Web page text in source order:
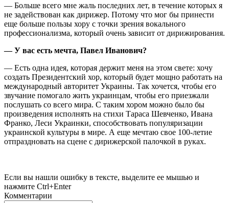
— Больше всего мне жаль последних лет, в течение которых я
не задействован как дирижер. Потому что мог бы принести
еще больше пользы хору с точки зрения вокального
профессионализма, который очень зависит от дирижирования.
— У вас есть мечта, Павел Ива­но­вич?
— Есть одна идея, которая держит меня на этом свете: хочу
создать Президентский хор, который будет мощно работать на
международный авторитет Украины. Так хочется, чтобы его
звучание помогало жить украинцам, чтобы его приезжали
послушать со всего мира. С таким хором можно было бы
произведения исполнять на стихи Тараса Шевченко, Ивана
Франко, Леси Украинки, способствовать популяризации
украинской культуры в мире. А еще мечтаю свое 100-летие
отпраздновать на сцене с дирижерской палочкой в руках.
Если вы нашли ошибку в тексте, выделите ее мышью и
нажмите Ctrl+Enter
Комментарии